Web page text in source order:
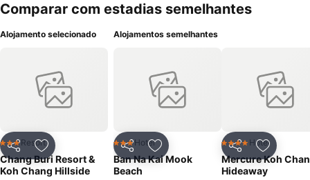
Comparar com estadias semelhantes
Alojamento selecionado
PartilharAdicionar aos favoritos
3 Estrelas
Resort
Chang Buri Resort &
Koh Chang Hillside
Alojamentos semelhantes
PartilharAdicionar aos favoritos
3 Estrelas
Hotel
Ban Na Kai Mook
Beach
Partilhar
4 EstrelasHotel
Mercure Koh
Hideaway